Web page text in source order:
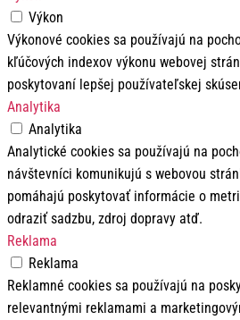
Výkon
Výkonové cookies sa používajú na
kľúčových indexov výkonu webovej
poskytovaní lepšej používateľskej
Analytika
Analytika
Analytické cookies sa používajú na
návštevníci komunikujú s webovou
pomáhajú poskytovať informácie o
odraziť sadzbu, zdroj dopravy atď.
Reklama
Reklama
Reklamné cookies sa používajú na
relevantnými reklamami a